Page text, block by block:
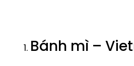
Bánh mì –